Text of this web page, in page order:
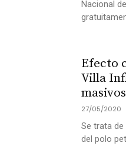
Nacional
Efecto
Villa
27/05/2020
Se trata
del polo